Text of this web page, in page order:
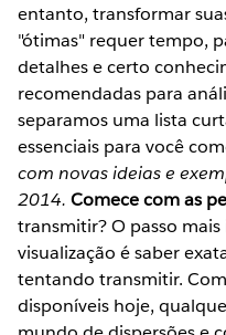
entanto, transformar
"ótimas" requer tempo,
detalhes e certo
recomendadas para
separamos uma lista
essenciais para você
com novas ideias e
2014. Comece com as
transmitir? O passo
visualização é saber
tentando transmitir.
disponíveis hoje,